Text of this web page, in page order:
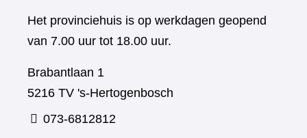
Het provinciehuis is op werkdagen geopend
van 7.00 uur tot 18.00 uur.
Brabantlaan 1
5216 TV 's-Hertogenbosch
073-6812812